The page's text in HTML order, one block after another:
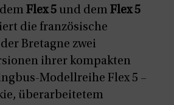
Flex 5 und dem Flex 5
die französische
Bretagne zwei
ihrer kompakten
Modellreihe Flex 5 –
überarbeitetem